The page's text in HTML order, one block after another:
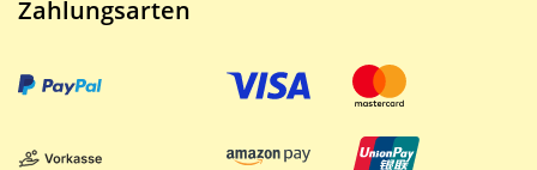
Zahlungsarten